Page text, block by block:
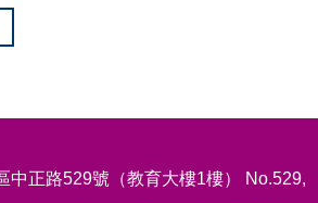
中正路529號（教育大樓1樓） No.529,